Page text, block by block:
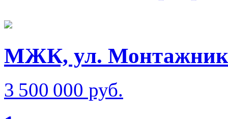
МЖК, ул.
3 500 000 руб.